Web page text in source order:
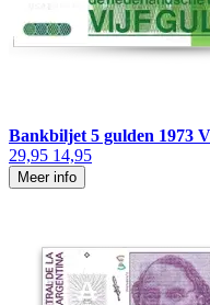
Bankbiljet 5 gulden 1973
29,95 14,95
Meer info